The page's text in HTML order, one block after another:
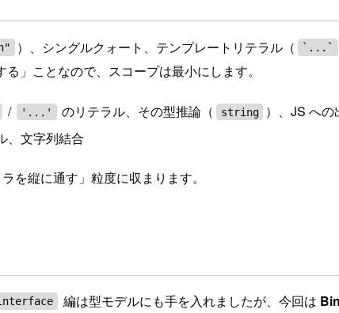
）、シングルクォート、テンプレートリテラル（ `...`
」ことなので、スコープは最小にします。
/ '...' のリテラル、その型推論（ string
）、JS への
、文字列結合
を縦に通す」粒度に収まります。
編は型モデルにも手を入れましたが、今回は